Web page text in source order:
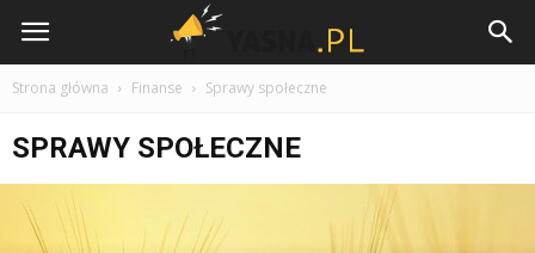
Yasna.pl
Strona główna Finanse Sprawy społeczne
SPRAWY SPOŁECZNE